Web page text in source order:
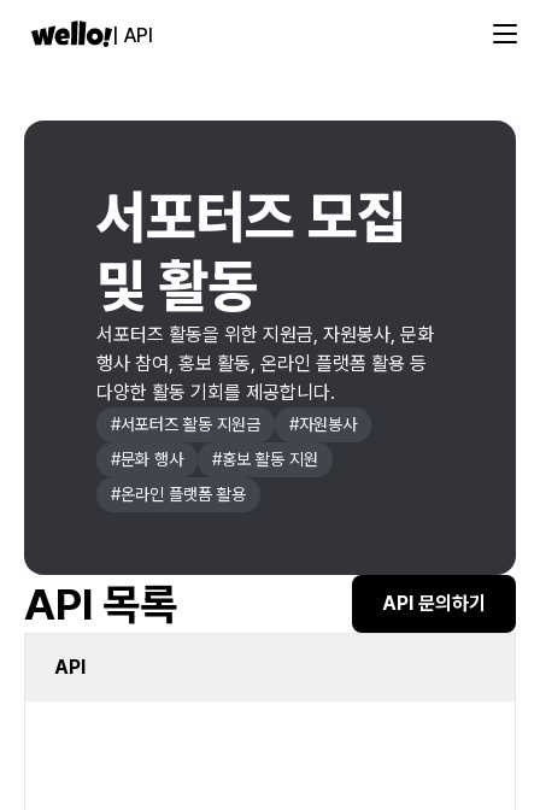
| API
서포터즈 모집
및 활동
서포터즈 활동을 위한 지원금, 자원봉사, 문화
행사 참여, 홍보 활동, 온라인 플랫폼 활용 등
다양한 활동 기회를 제공합니다.
#서포터즈 활동 지원금 #자원봉사
#문화 행사 #홍보 활동 지원
#온라인 플랫폼 활용
API 목록 API 문의하기
API